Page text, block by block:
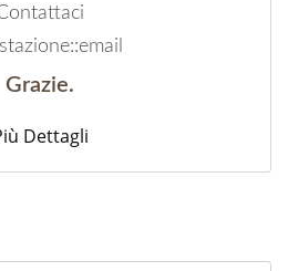
Grazie.
Dettagli